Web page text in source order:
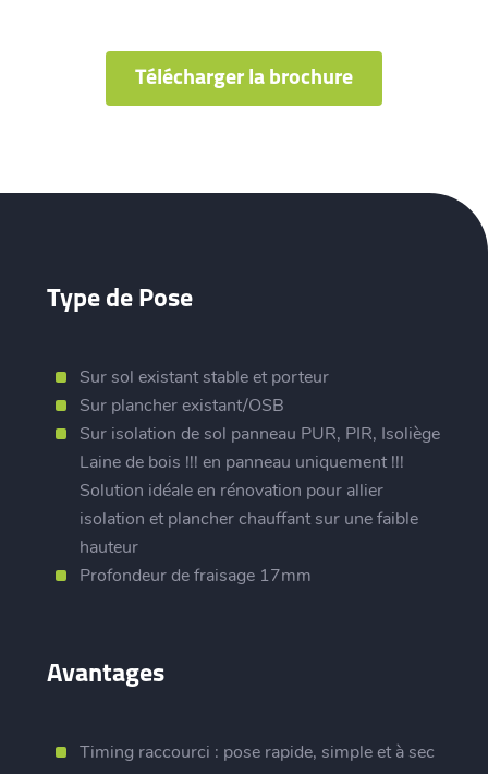
Télécharger la brochure
Type de Pose
Sur sol existant stable et porteur
Sur plancher existant/OSB
Sur isolation de sol panneau PUR, PIR, Isoliège
Laine de bois !!! en panneau uniquement !!!
Solution idéale en rénovation pour allier
isolation et plancher chauffant sur une faible
hauteur
Profondeur de fraisage 17mm
Avantages
Timing raccourci : pose rapide, simple et à sec